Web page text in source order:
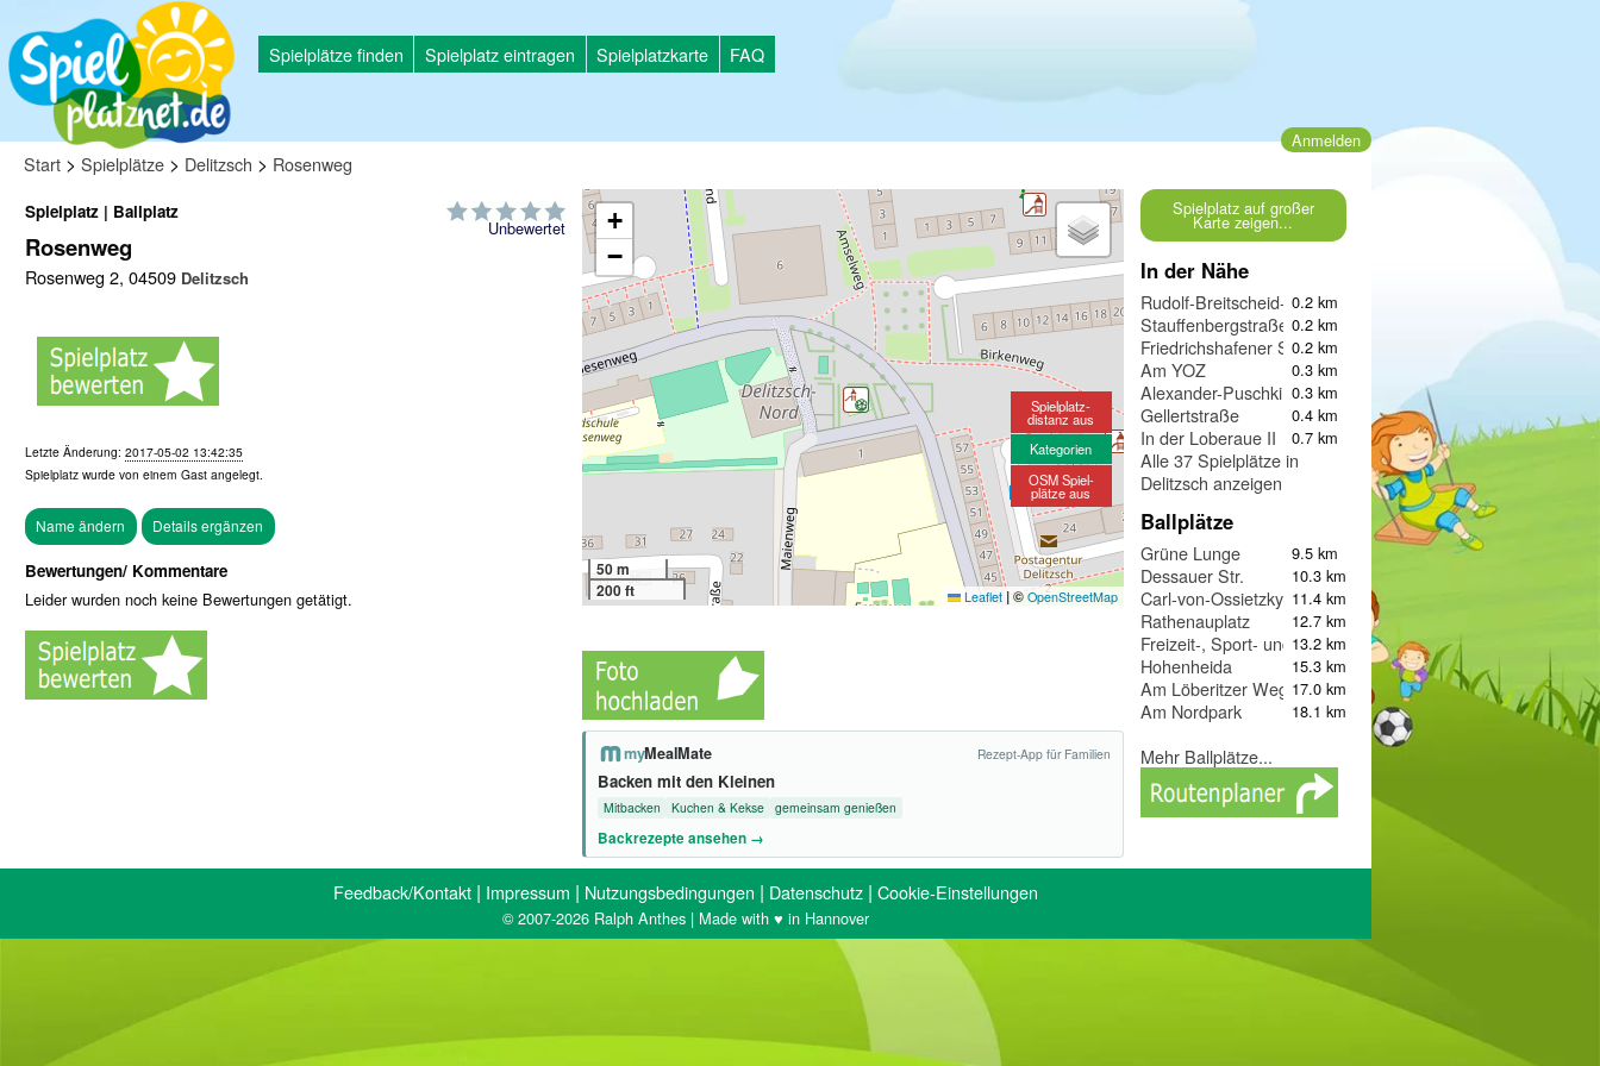
Spielplätze finden Spielplatz eintragen Spielplatzkarte FAQ
Anmelden
Start > Spielplätze > Delitzsch > Rosenweg
Unbewertet
Spielplatz | Ballplatz
Rosenweg
Rosenweg 2, 04509 Delitzsch
Letzte Änderung: 2017-05-02 13:42:35
Spielplatz wurde von einem Gast angelegt.
Bewertungen/ Kommentare
Leider wurden noch keine Bewertungen getätigt.
+
−
50 m
200 ft
Leaflet |© OpenStreetMap
Spielplatz-
distanz aus
Kategorien
OSM Spiel-
plätze aus
myMealMate Rezept-App für Familien
Backen mit den Kleinen
Mitbacken Kuchen & Kekse gemeinsam genießen
Backrezepte ansehen →
Spielplatz auf großer
Karte zeigen...
In der Nähe
Rudolf-Breitscheid-Straße
0.2 km
Stauffenbergstraße 0.2 km
Friedrichshafener Straße
0.2 km
Am YOZ 0.3 km
Alexander-Puschkin-Straße 9
0.3 km
Gellertstraße 0.4 km
In der Loberaue II 0.7 km
Alle 37 Spielplätze in
Delitzsch anzeigen
Ballplätze
Grüne Lunge 9.5 km
Dessauer Str. 10.3 km
Carl-von-Ossietzky-Straße
11.4 km
Rathenauplatz 12.7 km
Freizeit-, Sport- und Saunapark Landsberg
13.2 km
Hohenheida 15.3 km
Am Löberitzer Weg 17.0 km
Am Nordpark 18.1 km
Mehr Ballplätze...
Feedback/Kontakt | Impressum | Nutzungsbedingungen | Datenschutz | Cookie-Einstellungen
© 2007-2026 Ralph Anthes | Made with ♥ in Hannover